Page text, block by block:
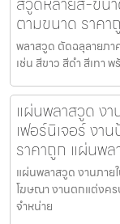
ตามขนาด ราค
พลาสวูด ตัดฉลุลายภา
เช่น สีขาว สีดำ สีเทา
แผ่นพลาสวูด งา
เฟอร์นิเจอร์ ง
ราคาถูก แผ่นพ
แผ่นพลาสวูด งานภาย
โฆษณา งานตกแต่งค
จำหน่าย